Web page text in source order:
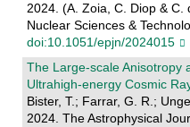
2024. (A. Zoia, C. Diop & C.
Nuclear Sciences &
doi:10.1051/epjn/2024015
The Large-scale Anisotropy
Ultrahigh-energy Cosmic
Bister, T.; Farrar, G. R.;
2024. The Astrophysical